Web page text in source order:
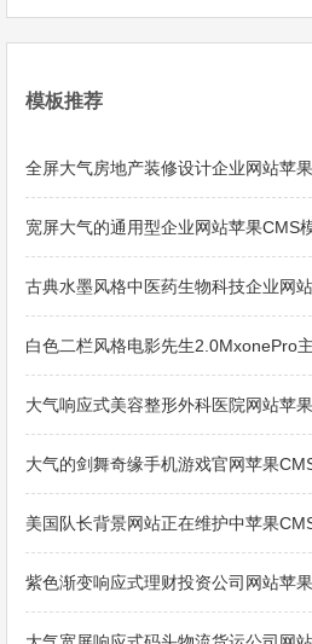
模板推荐
全屏大气房地产装修设计企业网站苹
宽屏大气的通用型企业网站苹果CMS
古典水墨风格中医药生物科技企业网
白色二栏风格电影先生2.0MxonePro
大气响应式美容整形外科医院网站苹
大气的剑舞奇缘手机游戏官网苹果
美国队长背景网站正在维护中苹果
紫色渐变响应式理财投资公司网站苹